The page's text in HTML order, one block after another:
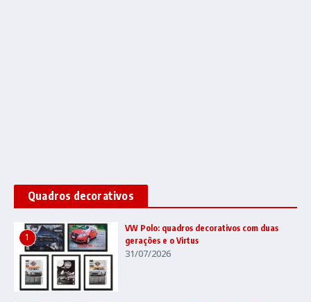
Quadros decorativos
1
VW Polo: quadros decorativos com duas
gerações e o Virtus
31/07/2026